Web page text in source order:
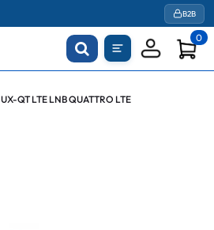
B2B
0
UX-QT LTE LNB QUATTRO LTE